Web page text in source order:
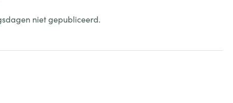
niet gepubliceerd.